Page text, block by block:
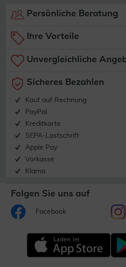
Persönliche Beratung
Ihre Vorteile
Unvergleichliche
Sicheres Bezahlen
Kauf auf Rechnung
PayPal
Kreditkarte
SEPA-Lastschrift
Apple Pay
Vorkasse
Klarna
Folgen Sie uns auf
Facebook